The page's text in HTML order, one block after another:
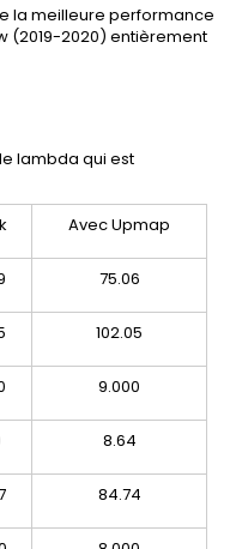
la meilleure performance
(2019-2020) entièrement
lambda qui est
Avec Upmap
75.06
102.05
9.000
8.64
84.74